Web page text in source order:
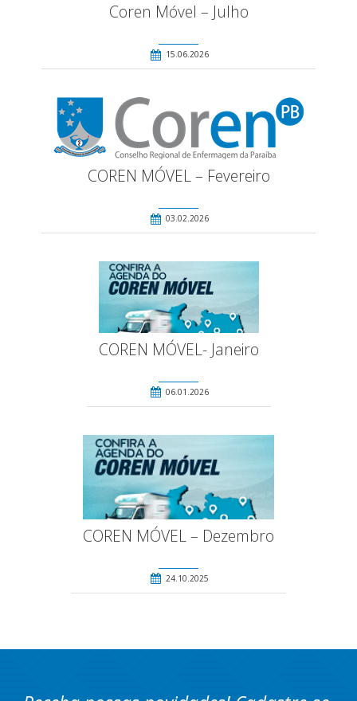
Coren Móvel – Julho
15.06.2026
COREN MÓVEL – Fevereiro
03.02.2026
COREN MÓVEL- Janeiro
06.01.2026
COREN MÓVEL – Dezembro
24.10.2025